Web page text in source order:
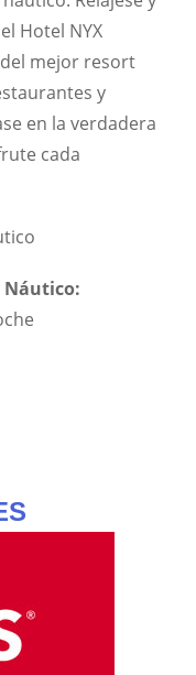
Hotel NYX
mejor resort
y
en la verdadera
cada
Náutico: